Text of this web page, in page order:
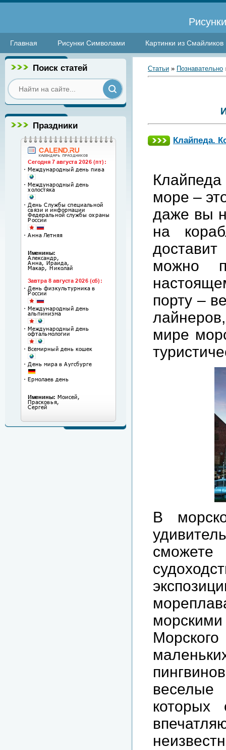
Главная Рисунки Символами Картинки из Смайликов
Поиск статей
Праздники
Статьи » Познавательно
Клайпеда.
море –
даже вы
на
можно
порту –
мире
В
веселые
которых